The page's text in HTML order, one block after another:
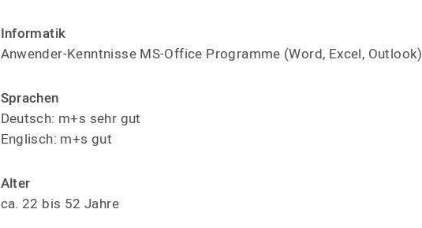
Informatik
Anwender-Kenntnisse MS-Office Programme (Word, Excel, Outlook)
Sprachen
Deutsch: m+s sehr gut
Englisch: m+s gut
Alter
ca. 22 bis 52 Jahre